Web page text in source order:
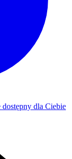
dostępny dla Ciebie